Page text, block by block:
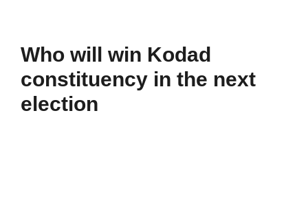
Who will win Kodad
constituency in the next
election